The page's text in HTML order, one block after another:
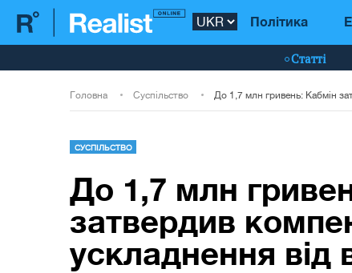
Політика
Статті
Головна Суспільство
СУСПІЛЬСТВО
До 1,7 млн
затвердив
ускладнення від